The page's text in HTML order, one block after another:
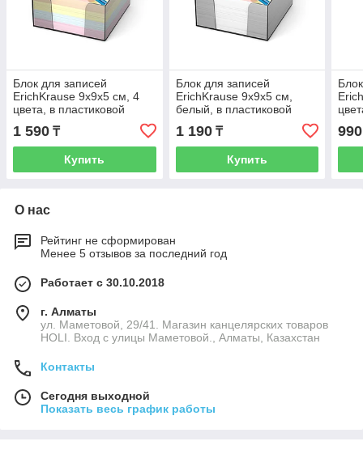
Блок для записей
ErichKrause 9x9x5 см, 4
цвета, в пластиковой
1 590 ₸
Купить
Блок для записей
ErichKrause 9x9x5 см,
белый, в пластиковой
1 190₸
Купить
990
О нас
Рейтинг не сформирован
Менее 5 отзывов за последний год
Работает с 30.10.2018
г. Алматы
ул. Маметовой, 29/41. Магазин канцелярских товаров
HOLI. Вход с улицы Маметовой., Алматы, Казахстан
Контакты
Сегодня выходной
Показать весь график работы